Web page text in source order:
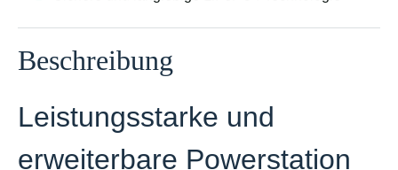
Beschreibung
Leistungsstarke und
erweiterbare Powerstation